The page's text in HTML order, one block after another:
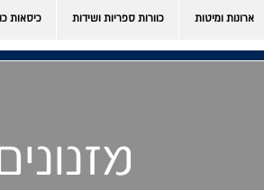
ארונות ומיטות כוורות ספריות ושידות כיסאות